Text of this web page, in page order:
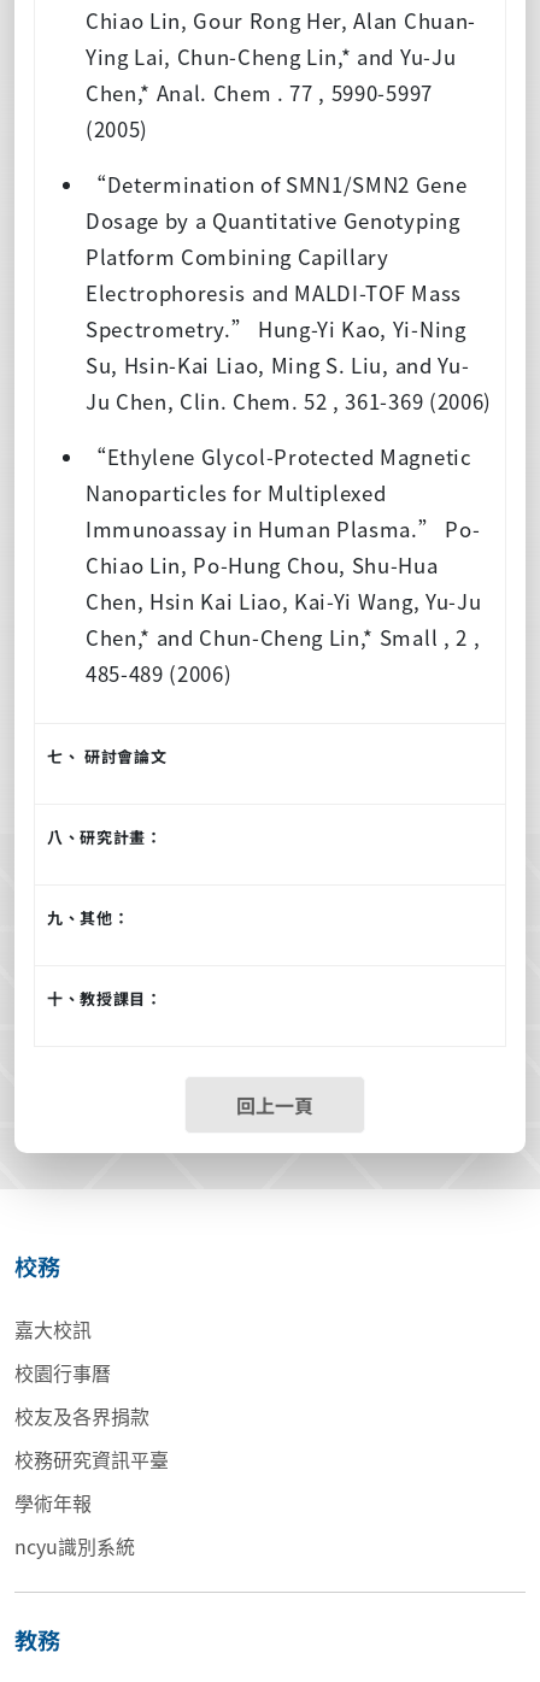
Chiao Lin, Gour Rong Her, Alan Chuan-
Ying Lai, Chun-Cheng Lin,* and Yu-Ju
Chen,* Anal. Chem . 77 , 5990-5997
(2005)
“Determination of SMN1/SMN2 Gene
Dosage by a Quantitative Genotyping
Platform Combining Capillary
Electrophoresis and MALDI-TOF Mass
Spectrometry.” Hung-Yi Kao, Yi-Ning
Su, Hsin-Kai Liao, Ming S. Liu, and Yu-
Ju Chen, Clin. Chem. 52 , 361-369 (2006)
“Ethylene Glycol-Protected Magnetic
Nanoparticles for Multiplexed
Immunoassay in Human Plasma.” Po-
Chiao Lin, Po-Hung Chou, Shu-Hua
Chen, Hsin Kai Liao, Kai-Yi Wang, Yu-Ju
Chen,* and Chun-Cheng Lin,* Small , 2 ,
485-489 (2006)
七、 研討會論文
八、研究計畫：
九、其他：
十、教授課目：
回上一頁
校務
嘉大校訊
校園行事曆
校友及各界捐款
校務研究資訊平臺
學術年報
ncyu識別系統
教務